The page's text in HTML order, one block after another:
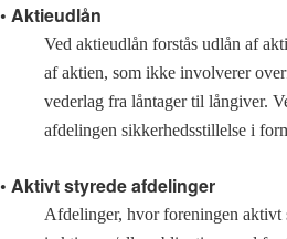
• Aktieudlån
Ved aktieudlån forstås udlån af
af aktien, som ikke involverer
vederlag fra låntager til långiver.
afdelingen sikkerhedsstillelse i
• Aktivt styrede afdelinger
Afdelinger, hvor foreningen aktivt